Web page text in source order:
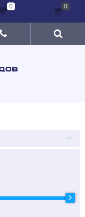
0 0